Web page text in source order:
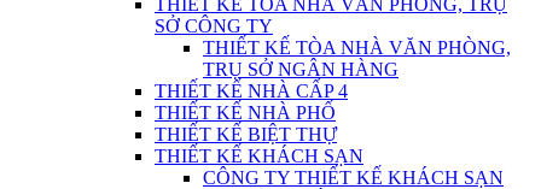
THIẾT KẾ TÒA NHÀ VĂN PHÒNG, TRỤ
SỞ CÔNG TY
THIẾT KẾ TÒA NHÀ VĂN PHÒNG,
TRỤ SỞ NGÂN HÀNG
THIẾT KẾ NHÀ CẤP 4
THIẾT KẾ NHÀ PHỐ
THIẾT KẾ BIỆT THỰ
THIẾT KẾ KHÁCH SẠN
CÔNG TY THIẾT KẾ KHÁCH SẠN